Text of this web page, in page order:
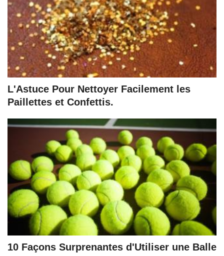
L'Astuce Pour Nettoyer Facilement les
Paillettes et Confettis.
10 Façons Surprenantes d'Utiliser une Balle